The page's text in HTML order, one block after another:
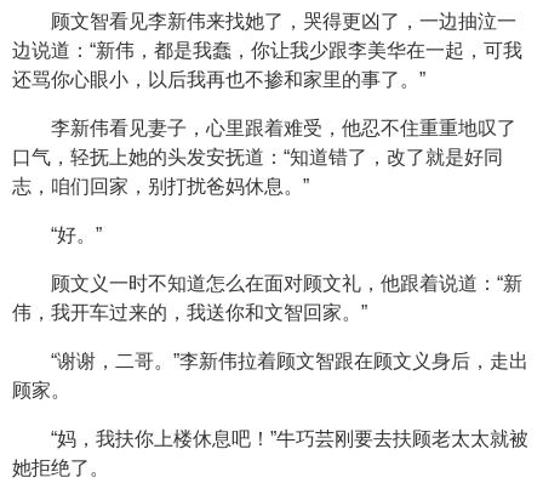
顾文智看见李新伟来找她了，哭得更凶了，一边抽泣一
边说道：“新伟，都是我蠢，你让我少跟李美华在一起，可我
还骂你心眼小，以后我再也不掺和家里的事了。”
李新伟看见妻子，心里跟着难受，他忍不住重重地叹了
口气，轻抚上她的头发安抚道：“知道错了，改了就是好同
志，咱们回家，别打扰爸妈休息。”
“好。”
顾文义一时不知道怎么在面对顾文礼，他跟着说道：“新
伟，我开车过来的，我送你和文智回家。”
“谢谢，二哥。”李新伟拉着顾文智跟在顾文义身后，走出
顾家。
“妈，我扶你上楼休息吧！”牛巧芸刚要去扶顾老太太就被
她拒绝了。